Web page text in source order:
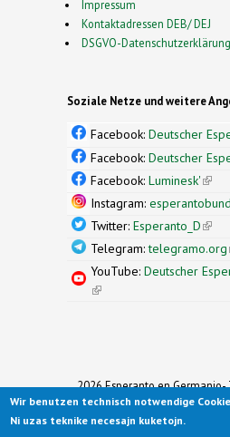
Impressum
Kontaktadressen DEB/ DEJ
DSGVO-Datenschutzerklärung
Soziale Netze und weitere
Facebook: Deutscher
Facebook: Deutscher
Facebook: Luminesk'(link
Instagram: esperantobund
Twitter: Esperanto_D(link
Telegram:telegramo.org
YouTube: Deutscher
(link is external)
2026 Esperanto en Germanio-
Theme
Ported to Drupal for the Open
Wir benutzen technisch notwendige
Ni uzas teknike necesajn kuketojn.